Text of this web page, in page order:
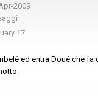
2009
17
ed entra Doué che